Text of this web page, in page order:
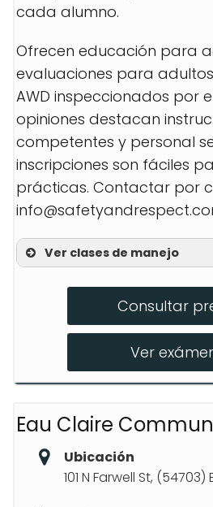
cada alumno.
Ofrecen educación para
evaluaciones para
AWD inspeccionados por
opiniones destacan
competentes y personal
inscripciones son fáciles
prácticas. Contactar por
Ver clases de manejo
Lecciones prácticas
Evaluaciones de
Consultar
Ver
Eau Claire
Ubicación
101 N Farwell St, (54703)